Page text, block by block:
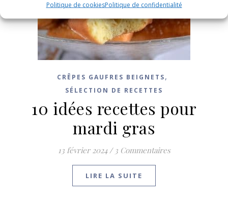
Politique de cookiesPolitique de confidentialité
CRÊPES GAUFRES BEIGNETS,
SÉLECTION DE RECETTES
10 idées recettes pour
mardi gras
13 février 2024 / 3 Commentaires
LIRE LA SUITE